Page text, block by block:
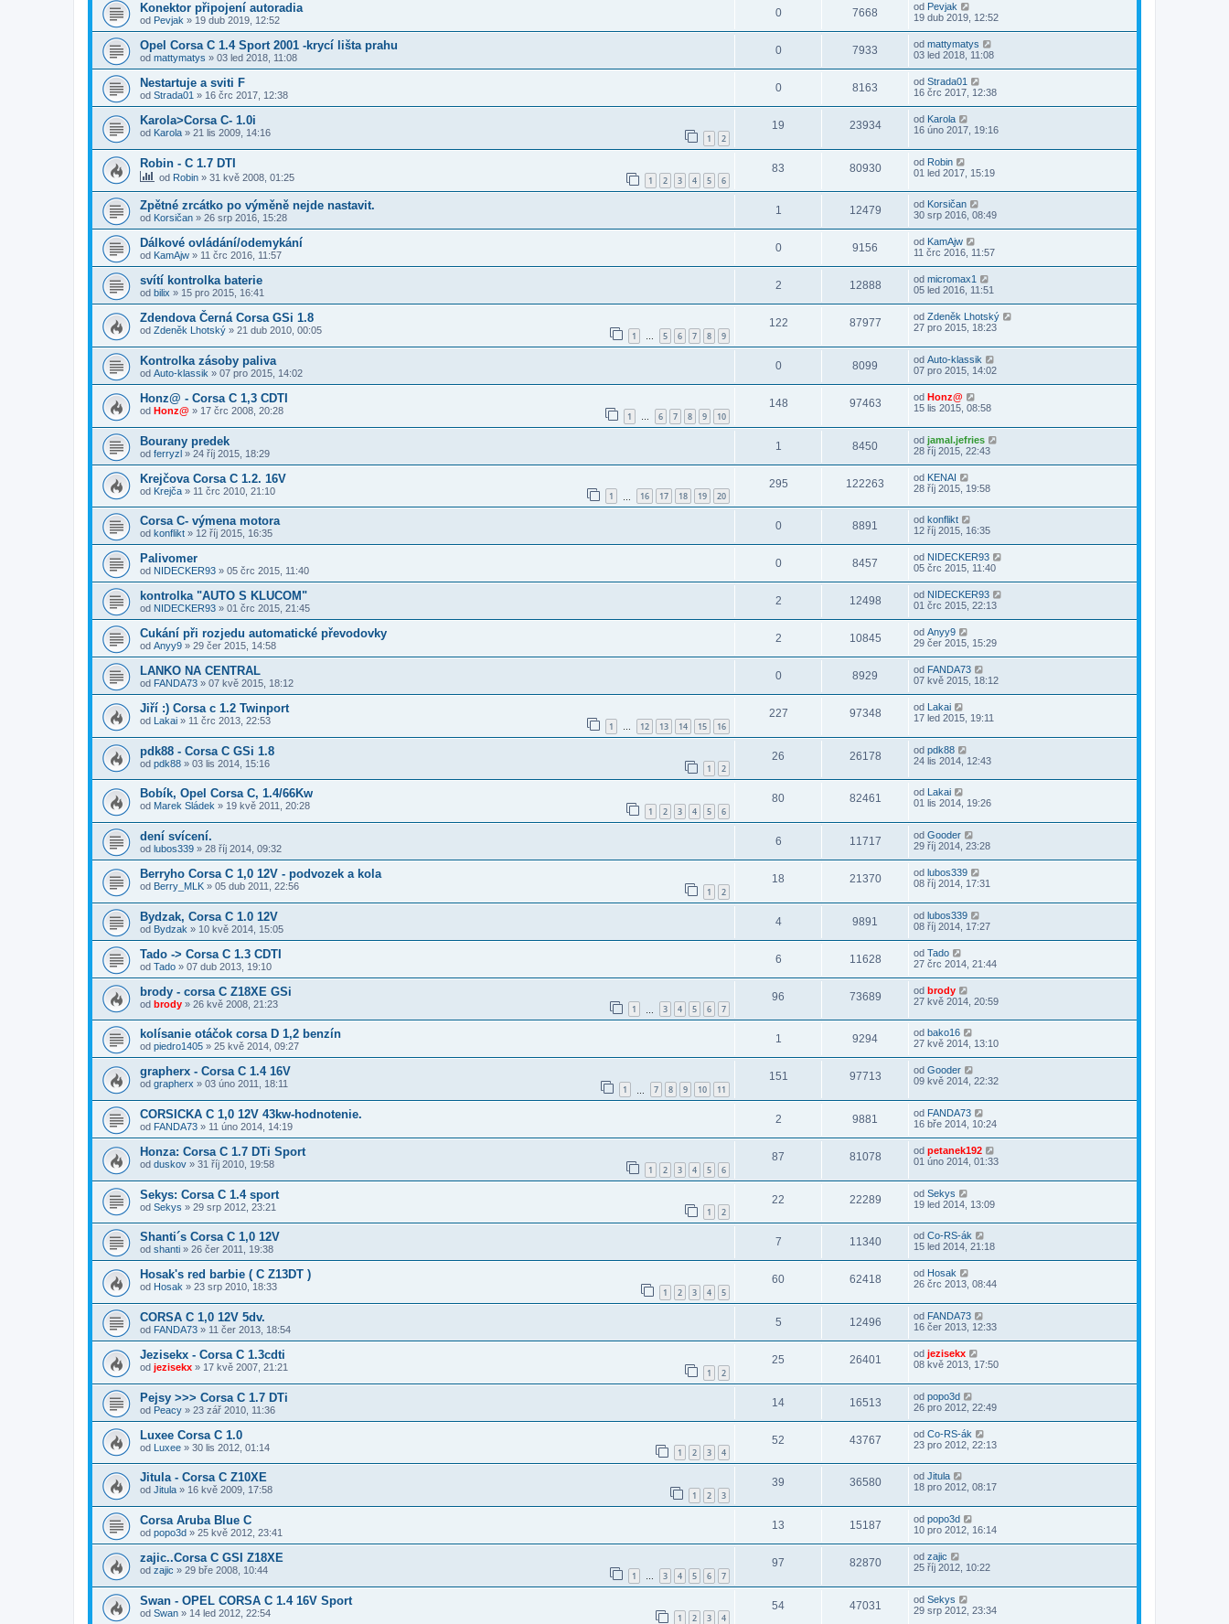
Konektor připojení autoradia
od Pevjak » 19 dub 2019, 12:52
0 7668 od Pevjak
19 dub 2019, 12:52
Opel Corsa C 1.4 Sport 2001 -krycí lišta prahu
od mattymatys » 03 led 2018, 11:08
0 7933 od mattymatys
03 led 2018, 11:08
Nestartuje a sviti F
od Strada01 » 16 črc 2017, 12:38
0 8163 od Strada01
16 črc 2017, 12:38
Karola>Corsa C- 1.0i
od Karola » 21 lis 2009, 14:16 1 2
19 23934 od Karola
16 úno 2017, 19:16
Robin - C 1.7 DTI
od Robin » 31 kvě 2008, 01:25 1 2 3 4 5 6
83 80930 od Robin
01 led 2017, 15:19
Zpětné zrcátko po výměně nejde nastavit.
od Korsičan » 26 srp 2016, 15:28
1 12479 od Korsičan
30 srp 2016, 08:49
Dálkové ovládání/odemykání
od KamAjw » 11 črc 2016, 11:57
0 9156 od KamAjw
11 črc 2016, 11:57
svítí kontrolka baterie
od bilix » 15 pro 2015, 16:41
2 12888 od micromax1
05 led 2016, 11:51
Zdendova Černá Corsa GSi 1.8
od Zdeněk Lhotský » 21 dub 2010, 00:05 1 … 5 6 7 8 9
122 87977 od Zdeněk Lhotský
27 pro 2015, 18:23
Kontrolka zásoby paliva
od Auto-klassik » 07 pro 2015, 14:02
0 8099 od Auto-klassik
07 pro 2015, 14:02
Honz@ - Corsa C 1,3 CDTI
od Honz@ » 17 črc 2008, 20:28 1 … 6 7 8 9 10
148 97463 od Honz@
15 lis 2015, 08:58
Bourany predek
od ferryzl » 24 říj 2015, 18:29
1 8450 od jamal.jefries
28 říj 2015, 22:43
Krejčova Corsa C 1.2. 16V
od Krejča » 11 črc 2010, 21:10 1 16 17 18 19 20
295 122263 od KENAI
28 říj 2015, 19:58
Corsa C- výmena motora
od konflikt » 12 říj 2015, 16:35
0 8891 od konflikt
12 říj 2015, 16:35
Palivomer
od NIDECKER93 » 05 črc 2015, 11:40
0 8457 od NIDECKER93
05 črc 2015, 11:40
kontrolka "AUTO S KLUCOM"
od NIDECKER93 » 01 črc 2015, 21:45
2 12498 od NIDECKER93
01 črc 2015, 22:13
Cukání při rozjedu automatické převodovky
od Anyy9 » 29 čer 2015, 14:58
2 10845 od Anyy9
29 čer 2015, 15:29
LANKO NA CENTRAL
od FANDA73 » 07 kvě 2015, 18:12
0 8929 od FANDA73
07 kvě 2015, 18:12
Jiří :) Corsa c 1.2 Twinport
od Lakai » 11 črc 2013, 22:53 1 … 12 13 14 15 16
227 97348 od
Lakai
17 led 2015, 19:11
pdk88 - Corsa C GSi 1.8
od pdk88 » 03 lis 2014, 15:16 1 2
26 26178 od pdk88
24 lis 2014, 12:43
Bobík, Opel Corsa C, 1.4/66Kw
od Marek Sládek » 19 kvě 2011, 20:28 1 2 3 4 5 6
80 82461 od Lakai
01 lis 2014, 19:26
dení svícení.
od lubos339 » 28 říj 2014, 09:32
6 11717 od Gooder
29 říj 2014, 23:28
Berryho Corsa C 1,0 12V - podvozek a kola
od Berry_MLK » 05 dub 2011, 22:56 1 2
18 21370 od lubos339
08 říj 2014, 17:31
Bydzak, Corsa C 1.0 12V
od Bydzak » 10 kvě 2014, 15:05
4 9891 od lubos339
08 říj 2014, 17:27
Tado -> Corsa C 1.3 CDTI
od Tado » 07 dub 2013, 19:10
6 11628 od Tado
27 črc 2014, 21:44
brody - corsa C Z18XE GSi
od brody » 26 kvě 2008, 21:23 1 3 4 5 6 7
96 73689 od brody
27 kvě 2014, 20:59
kolísanie otáčok corsa D 1,2 benzín
od piedro1405 » 25 kvě 2014, 09:27
1 9294 od bako16
27 kvě 2014, 13:10
grapherx - Corsa C 1.4 16V
od grapherx » 03 úno 2011, 18:11 1 7 8 9 10 11
151 97713 od Gooder
09 kvě 2014, 22:32
CORSICKA C 1,0 12V 43kw-hodnotenie.
od FANDA73 » 11 úno 2014, 14:19
2 9881 od FANDA73
16 bře 2014, 10:24
Honza: Corsa C 1.7 DTi Sport
od duskov » 31 říj 2010, 19:58 1 2 3 4 5 6
87 81078 od petanek192
01 úno 2014, 01:33
Sekys: Corsa C 1.4 sport
od Sekys » 29 srp 2012, 23:21 1 2
22 22289 od Sekys
19 led 2014, 13:09
Shanti´s Corsa C 1,0 12V
od shanti » 26 čer 2011, 19:38
7 11340 od Co-RS-ák
15 led 2014, 21:18
Hosak's red barbie ( C Z13DT )
od Hosak » 23 srp 2010, 18:33 1 2 3 4 5
60 62418 od Hosak
26 črc 2013, 08:44
CORSA C 1,0 12V 5dv.
od FANDA73 » 11 čer 2013, 18:54
5 12496 od FANDA73
16 čer 2013, 12:33
Jezisekx - Corsa C 1.3cdti
od jezisekx » 17 kvě 2007, 21:21 1 2
25 26401 od jezisekx
08 kvě 2013, 17:50
Pejsy >>> Corsa C 1.7 DTi
od Peacy » 23 zář 2010, 11:36
14 16513 od popo3d
26 pro 2012, 22:49
Luxee Corsa C 1.0
od Luxee » 30 lis 2012, 01:14 1 2 3 4
52 43767 od Co-RS-ák
23 pro 2012, 22:13
Jitula - Corsa C Z10XE
od Jitula » 16 kvě 2009, 17:58 1 2 3
39 36580 od Jitula
18 pro 2012, 08:17
Corsa Aruba Blue C
od popo3d » 25 kvě 2012, 23:41
13 15187 od popo3d
10 pro 2012, 16:14
zajic..Corsa C GSI Z18XE
od zajic » 29 bře 2008, 10:44 1 3 4 5 6 7
97 82870 od zajic
25 říj 2012, 10:22
Swan - OPEL CORSA C 1.4 16V Sport
od Swan » 14 led 2012, 22:54 1 2 3 4
54 47031 od Sekys
29 srp 2012, 23:34